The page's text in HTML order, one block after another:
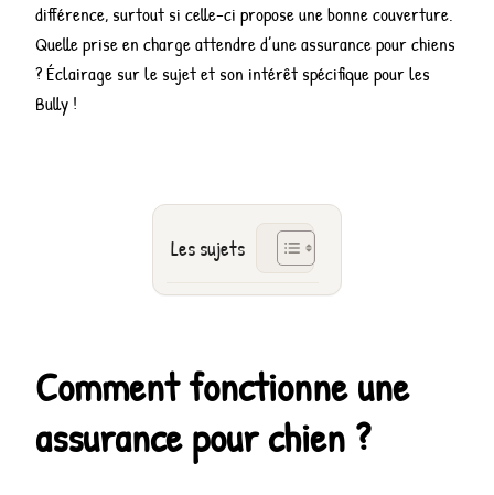
différence, surtout si celle-ci propose une bonne couverture.
Quelle prise en charge attendre d’une assurance pour chiens
? Éclairage sur le sujet et son intérêt spécifique pour les
Bully !
Les sujets
Comment fonctionne une
assurance pour chien ?